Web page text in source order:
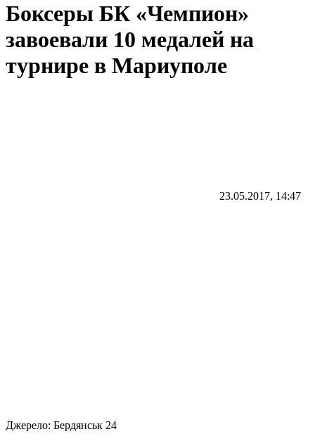
Боксеры БК «Чемпион»
завоевали 10 медалей на
турнире в Мариуполе
23.05.2017, 14:47
Джерело: Бердянськ 24